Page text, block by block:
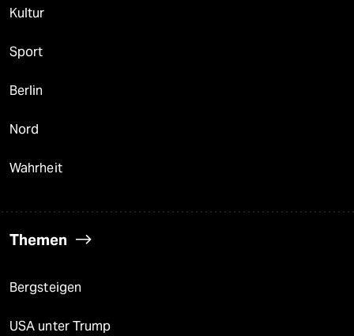
Kultur
Sport
Berlin
Nord
Wahrheit
Themen
Bergsteigen
USA unter Trump